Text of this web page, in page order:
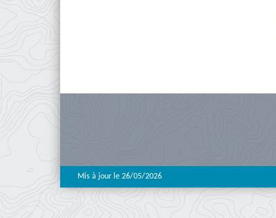
Mis à jour le 26/05/2026